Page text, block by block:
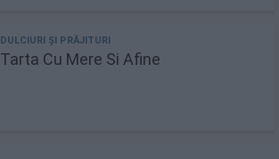
Tarta Cu Mere Si Afine